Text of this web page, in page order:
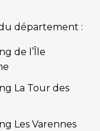
département :
de l’Île
La Tour des
Les Varennes